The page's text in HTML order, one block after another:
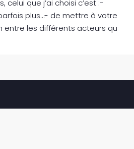
celui que j’ai choisi c’est :-
plus…- de mettre à votre
entre les différents acteurs qu